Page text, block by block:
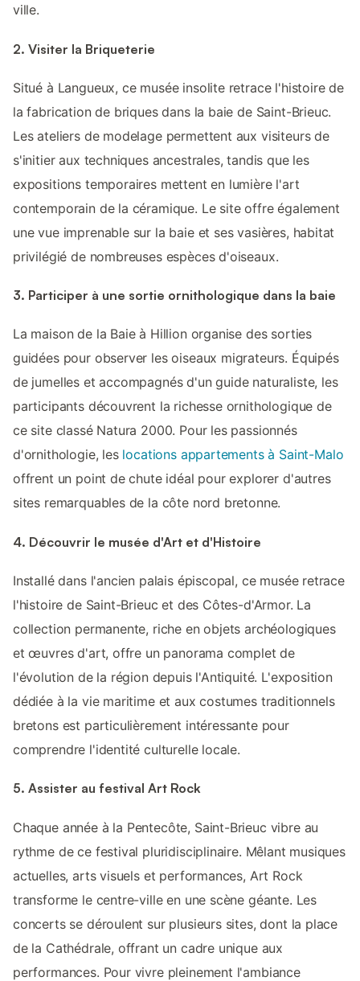
ville.
2. Visiter la Briqueterie
Situé à Langueux, ce musée insolite retrace l'histoire de
la fabrication de briques dans la baie de Saint-Brieuc.
Les ateliers de modelage permettent aux visiteurs de
s'initier aux techniques ancestrales, tandis que les
expositions temporaires mettent en lumière l'art
contemporain de la céramique. Le site offre également
une vue imprenable sur la baie et ses vasières, habitat
privilégié de nombreuses espèces d'oiseaux.
3. Participer à une sortie ornithologique dans la baie
La maison de la Baie à Hillion organise des sorties
guidées pour observer les oiseaux migrateurs. Équipés
de jumelles et accompagnés d'un guide naturaliste, les
participants découvrent la richesse ornithologique de
ce site classé Natura 2000. Pour les passionnés
d'ornithologie, les locations appartements à Saint-Malo
offrent un point de chute idéal pour explorer d'autres
sites remarquables de la côte nord bretonne.
4. Découvrir le musée d'Art et d'Histoire
Installé dans l'ancien palais épiscopal, ce musée retrace
l'histoire de Saint-Brieuc et des Côtes-d'Armor. La
collection permanente, riche en objets archéologiques
et œuvres d'art, offre un panorama complet de
l'évolution de la région depuis l'Antiquité. L'exposition
dédiée à la vie maritime et aux costumes traditionnels
bretons est particulièrement intéressante pour
comprendre l'identité culturelle locale.
5. Assister au festival Art Rock
Chaque année à la Pentecôte, Saint-Brieuc vibre au
rythme de ce festival pluridisciplinaire. Mêlant musiques
actuelles, arts visuels et performances, Art Rock
transforme le centre-ville en une scène géante. Les
concerts se déroulent sur plusieurs sites, dont la place
de la Cathédrale, offrant un cadre unique aux
performances. Pour vivre pleinement l'ambiance